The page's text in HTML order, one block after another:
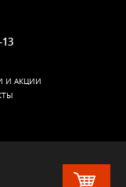
И АКЦИИ